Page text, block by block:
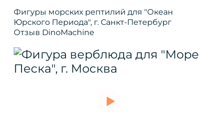
Фигуры морских рептилий для "Океан
Юрского Периода", г. Санкт-Петербург
Отзыв DinoMachine